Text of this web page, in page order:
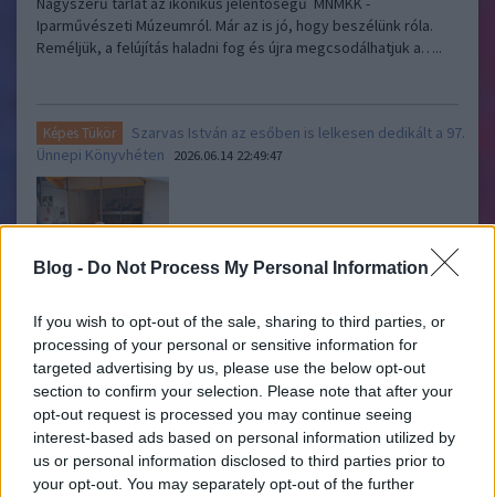
Blog - Do Not Process My Personal Information
If you wish to opt-out of the sale, sharing to third parties, or
processing of your personal or sensitive information for
targeted advertising by us, please use the below opt-out
section to confirm your selection. Please note that after your
opt-out request is processed you may continue seeing
interest-based ads based on personal information utilized by
us or personal information disclosed to third parties prior to
your opt-out. You may separately opt-out of the further
Iparművészeti Múzeumról. Már az is jó, hogy beszélünk róla.
Reméljük, a felújítás haladni fog és újra megcsodálhatjuk a…..
Képes Tükör
Szarvas István az esőben is lelkesen dedikált a 97.
Ünnepi Könyvhéten
2026.06.14 22:49:47
Szarvas az esőben is lelkesen dedikált a 97. Ünnepi
Könyvhéten Szarvas István újságíró, író „Kérdeztem –
Válaszoltak IX.” című interjúkötetével mutatkozott be idén a
Vígadó téren a Rím Könyvkiadó standjánál. Szarvas István az
esőben kitartóan dedikált 2026. június 14-én, vasárnap 14 órától
a…..